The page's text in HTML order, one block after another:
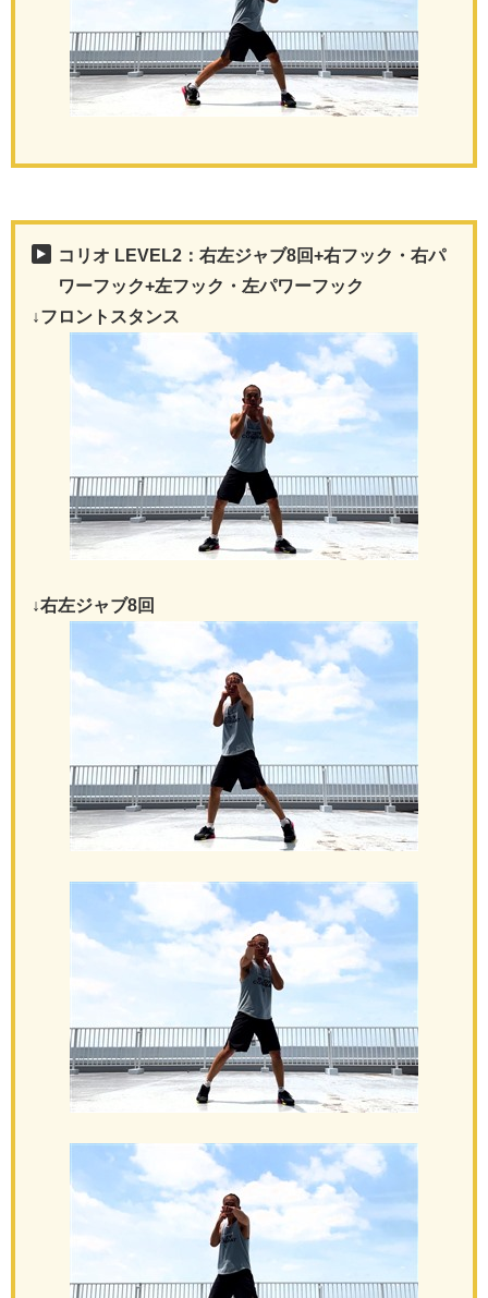
コリオ LEVEL2：右左ジャブ8回+右フック・右パ
ワーフック+左フック・左パワーフック
↓フロントスタンス
↓右左ジャブ8回